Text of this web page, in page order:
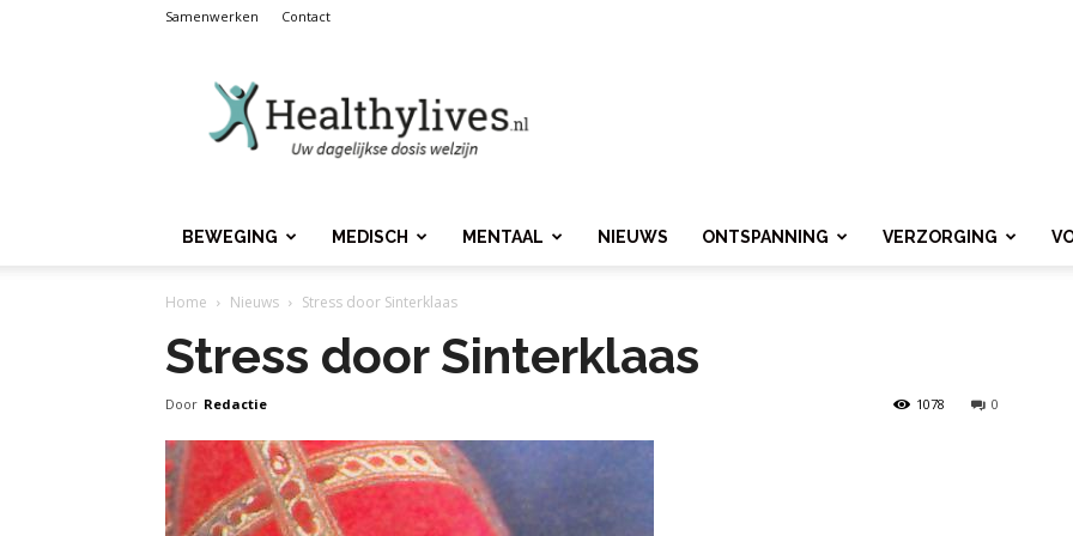
Samenwerken Contact
BEWEGING MEDISCH MENTAAL NIEUWS ONTSPANNING VERZORGING
Home Nieuws Stress door Sinterklaas
Stress door Sinterklaas
Door Redactie 0
1078